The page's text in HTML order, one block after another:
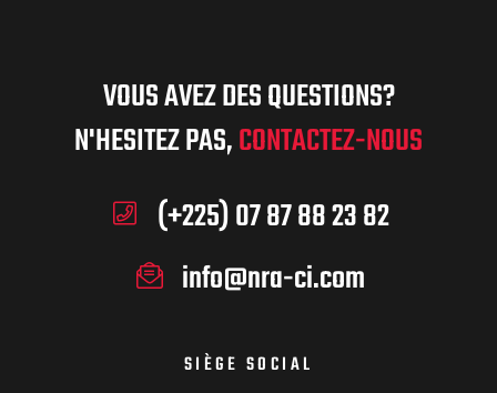
VOUS AVEZ DES QUESTIONS?
N'HESITEZ PAS,CONTACTEZ-NOUS
(+225) 07 87 88 23 82
info@nra-ci.com
SIÈGE SOCIAL